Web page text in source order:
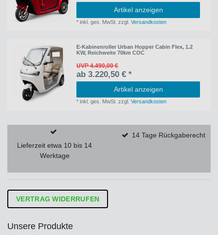
Artikel anzeigen
*inkl. ges. MwSt. zzgl.Versandkosten
E-Kabinenroller Urban Hopper Cabin Flex, 1.2
KW, Reichweite 70km COC
UVP 4.490,00 €
ab 3.220,50 € *
Artikel anzeigen
*inkl. ges. MwSt. zzgl.Versandkosten
Lieferzeit etwa 10 bis 14
Werktage
14 Tage Rückgaberecht
VERTRAG WIDERRUFEN
Unsere Produkte